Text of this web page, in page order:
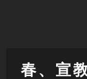
春、宣